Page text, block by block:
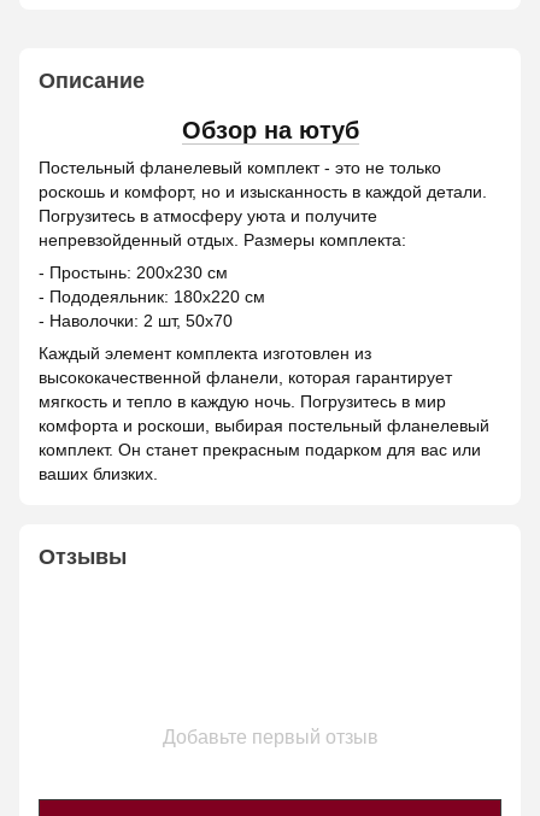
Описание
Обзор на ютуб
Постельный фланелевый комплект - это не только
роскошь и комфорт, но и изысканность в каждой детали.
Погрузитесь в атмосферу уюта и получите
непревзойденный отдых. Размеры комплекта:
- Простынь: 200х230 см
- Пододеяльник: 180х220 см
- Наволочки: 2 шт, 50х70
Каждый элемент комплекта изготовлен из
высококачественной фланели, которая гарантирует
мягкость и тепло в каждую ночь. Погрузитесь в мир
комфорта и роскоши, выбирая постельный фланелевый
комплект. Он станет прекрасным подарком для вас или
ваших близких.
Отзывы
Добавьте первый отзыв